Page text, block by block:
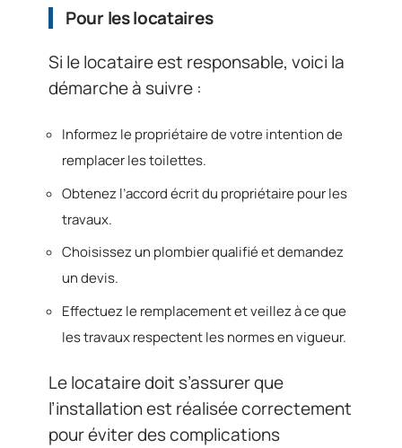
Pour les locataires
Si le locataire est responsable, voici la
démarche à suivre :
Informez le propriétaire de votre intention de
remplacer les toilettes.
Obtenez l’accord écrit du propriétaire pour les
travaux.
Choisissez un plombier qualifié et demandez
un devis.
Effectuez le remplacement et veillez à ce que
les travaux respectent les normes en vigueur.
Le locataire doit s’assurer que
l’installation est réalisée correctement
pour éviter des complications